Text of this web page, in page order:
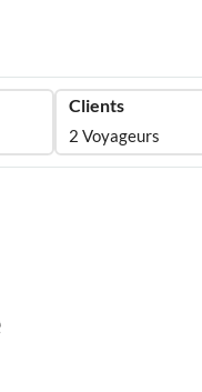
Clients
2 Voyageurs